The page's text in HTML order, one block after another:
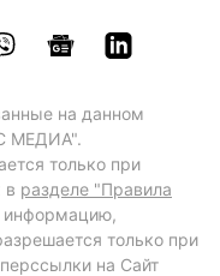
на данном
МЕДИА".
только при
в разделе "Правила
информацию,
только при
на Сайт